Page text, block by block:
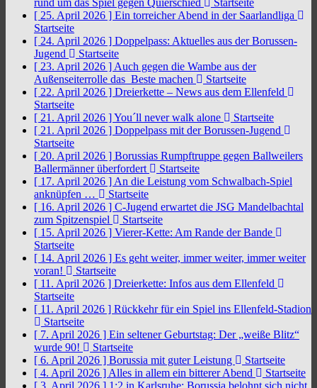
rund um das Spiel gegen Quierschied
Startseite
[ 25. April 2026 ] Ein torreicher Abend in der Saarlandliga
Startseite
[ 24. April 2026 ] Doppelpass: Aktuelles aus der Borussen-
Jugend
Startseite
[ 23. April 2026 ] Auch gegen die Wambe aus der
Außenseiterrolle das Beste machen
Startseite
[ 22. April 2026 ] Dreierkette – News aus dem Ellenfeld
Startseite
[ 21. April 2026 ]You´ll never walk alone
Startseite
[ 21. April 2026 ] Doppelpass mit der Borussen-Jugend
Startseite
[ 20. April 2026 ] Borussias Rumpftruppe gegen Ballweilers
Ballermänner überfordert
Startseite
[ 17. April 2026 ] An die Leistung vom Schwalbach-Spiel
anknüpfen …
Startseite
[ 16. April 2026 ] C-Jugend erwartet die JSG Mandelbachtal
zum Spitzenspiel
Startseite
[ 15. April 2026 ] Vierer-Kette: Am Rande der Bande
Startseite
[ 14. April 2026 ] Es geht weiter, immer weiter, immer weiter
voran!
Startseite
[ 11. April 2026 ] Dreierkette: Infos aus dem Ellenfeld
Startseite
[ 11. April 2026 ] Rückkehr für ein Spiel ins Ellenfeld-Stadion
Startseite
[ 7. April 2026 ] Ein seltener Geburtstag: Der „weiße Blitz“
wurde 90!
Startseite
[ 6. April 2026 ] Borussia mit guter Leistung
Startseite
[ 4. April 2026 ] Alles in allem ein bitterer Abend
Startseite
[ 3. April 2026 ] 1:2 in Karlsruhe: Borussia belohnt sich nicht